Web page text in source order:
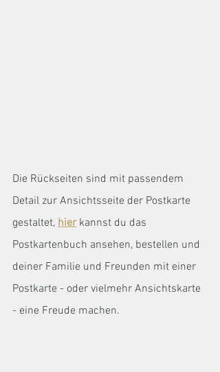
Die Rückseiten sind mit passendem
Detail zur Ansichtsseite der Postkarte
gestaltet, hier kannst du das
Postkartenbuch ansehen, bestellen und
deiner Familie und Freunden mit einer
Postkarte - oder vielmehr Ansichtskarte
- eine Freude machen.